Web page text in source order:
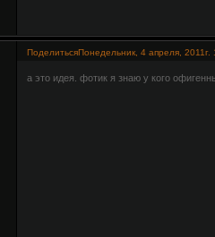
ПоделитьсяПонедельник, 4 апреля, 2011г.
а это идея. фотик я знаю у кого